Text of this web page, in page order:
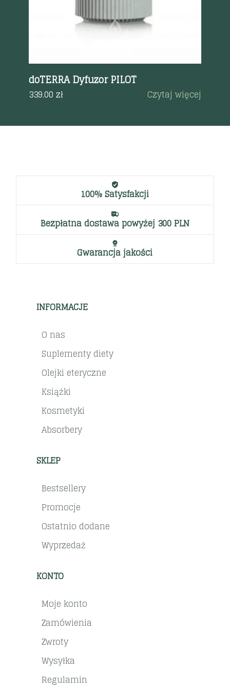
doTERRA Dyfuzor PILOT
339.00zł Czytaj więcej
100% Satysfakcji
Bezpłatna dostawa powyżej 300 PLN
Gwarancja jakości
INFORMACJE
O nas
Suplementy diety
Olejki eteryczne
Książki
Kosmetyki
Absorbery
SKLEP
Bestsellery
Promocje
Ostatnio dodane
Wyprzedaż
KONTO
Moje konto
Zamówienia
Zwroty
Wysyłka
Regulamin